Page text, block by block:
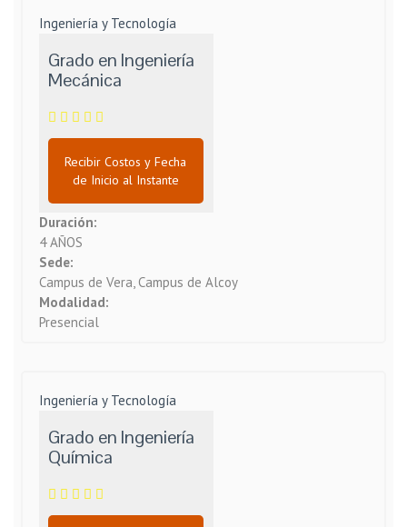
Ingeniería y Tecnología
Grado en Ingeniería
Mecánica
Recibir Costos y Fecha
de Inicio al Instante
Duración:
4 AÑOS
Sede:
Campus de Vera, Campus de Alcoy
Modalidad:
Presencial
Ingeniería y Tecnología
Grado en Ingeniería
Química